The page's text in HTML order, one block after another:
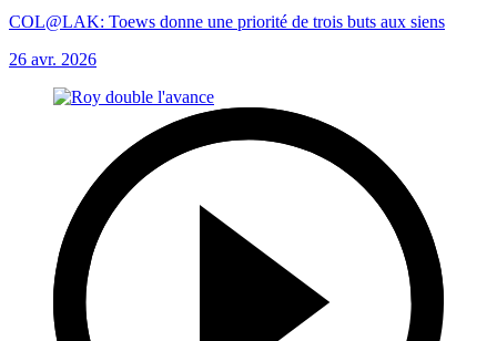
COL@LAK: Toews donne une priorité de trois buts aux siens
26 avr. 2026